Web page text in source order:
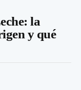
la
y qué